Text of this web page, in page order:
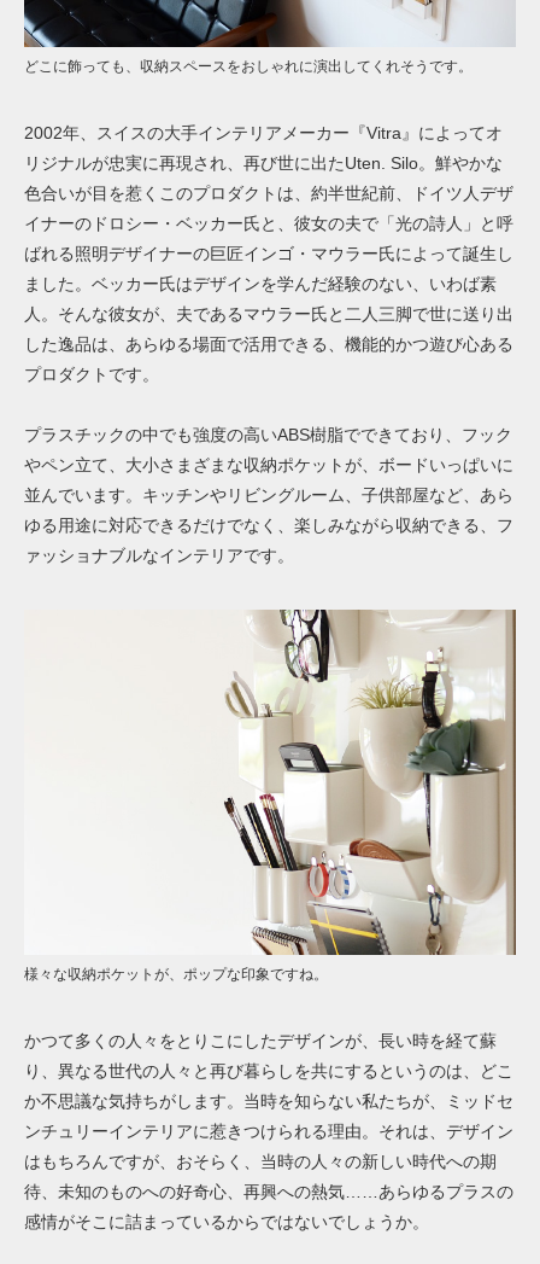
どこに飾っても、収納スペースをおしゃれに演出してくれそうです。
2002年、スイスの大手インテリアメーカー『Vitra』によってオ
リジナルが忠実に再現され、再び世に出たUten. Silo。鮮やかな
色合いが目を惹くこのプロダクトは、約半世紀前、ドイツ人デザ
イナーのドロシー・ベッカー氏と、彼女の夫で「光の詩人」と呼
ばれる照明デザイナーの巨匠インゴ・マウラー氏によって誕生し
ました。ベッカー氏はデザインを学んだ経験のない、いわば素
人。そんな彼女が、夫であるマウラー氏と二人三脚で世に送り出
した逸品は、あらゆる場面で活用できる、機能的かつ遊び心ある
プロダクトです。
プラスチックの中でも強度の高いABS樹脂でできており、フック
やペン立て、大小さまざまな収納ポケットが、ボードいっぱいに
並んでいます。キッチンやリビングルーム、子供部屋など、あら
ゆる用途に対応できるだけでなく、楽しみながら収納できる、フ
ァッショナブルなインテリアです。
様々な収納ポケットが、ポップな印象ですね。
かつて多くの人々をとりこにしたデザインが、長い時を経て蘇
り、異なる世代の人々と再び暮らしを共にするというのは、どこ
か不思議な気持ちがします。当時を知らない私たちが、ミッドセ
ンチュリーインテリアに惹きつけられる理由。それは、デザイン
はもちろんですが、おそらく、当時の人々の新しい時代への期
待、未知のものへの好奇心、再興への熱気……あらゆるプラスの
感情がそこに詰まっているからではないでしょうか。